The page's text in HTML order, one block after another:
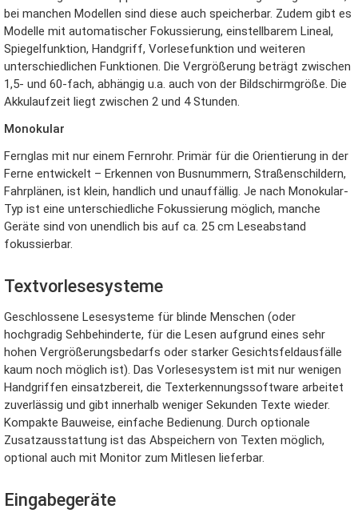
bei manchen Modellen sind diese auch speicherbar. Zudem gibt es
Modelle mit automatischer Fokussierung, einstellbarem Lineal,
Spiegelfunktion, Handgriff, Vorlesefunktion und weiteren
unterschiedlichen Funktionen. Die Vergrößerung beträgt zwischen
1,5- und 60-fach, abhängig u.a. auch von der Bildschirmgröße. Die
Akkulaufzeit liegt zwischen 2 und 4 Stunden.
Monokular
Fernglas mit nur einem Fernrohr. Primär für die Orientierung in der
Ferne entwickelt – Erkennen von Busnummern, Straßenschildern,
Fahrplänen, ist klein, handlich und unauffällig. Je nach Monokular-
Typ ist eine unterschiedliche Fokussierung möglich, manche
Geräte sind von unendlich bis auf ca. 25 cm Leseabstand
fokussierbar.
Textvorlesesysteme
Geschlossene Lesesysteme für blinde Menschen (oder
hochgradig Sehbehinderte, für die Lesen aufgrund eines sehr
hohen Vergrößerungsbedarfs oder starker Gesichtsfeldausfälle
kaum noch möglich ist). Das Vorlesesystem ist mit nur wenigen
Handgriffen einsatzbereit, die Texterkennungssoftware arbeitet
zuverlässig und gibt innerhalb weniger Sekunden Texte wieder.
Kompakte Bauweise, einfache Bedienung. Durch optionale
Zusatzausstattung ist das Abspeichern von Texten möglich,
optional auch mit Monitor zum Mitlesen lieferbar.
Eingabegeräte